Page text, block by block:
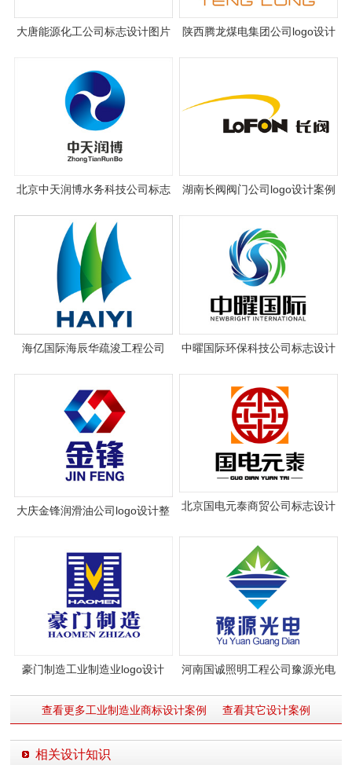
大唐能源化工公司标志设计图片
陕西腾龙煤电集团公司logo设计
北京中天润博水务科技公司标志
湖南长阀阀门公司logo设计案例
海亿国际海辰华疏浚工程公司
中曜国际环保科技公司标志设计
大庆金锋润滑油公司logo设计整
北京国电元泰商贸公司标志设计
豪门制造工业制造业logo设计
河南国诚照明工程公司豫源光电
查看更多工业制造业商标设计案例
查看其它设计案例
相关设计知识